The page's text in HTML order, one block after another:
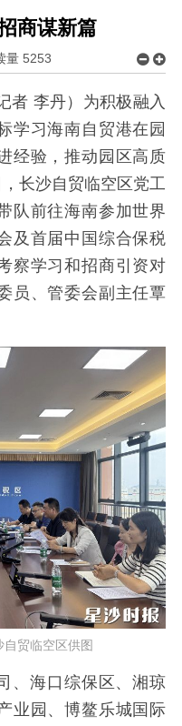
商谋新篇
量 5253
者 李丹）为积极融入
学习海南自贸港在园
经验，推动园区高质
长沙自贸临空区党工
队前往海南参加世界
及首届中国综合保税
察学习和招商引资对
员、管委会副主任覃
自贸临空区供图
、海口综保区、湘琼
业园、博鳌乐城国际